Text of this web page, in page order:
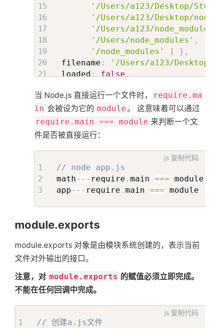
'/Users/a123/Desktop/
'/Users/a123/Desktop/
'/Users/a123/node_modules'
'/Users/node_modules' ,
'/node_modules'
] } ,
filename :
'/Users/a123/
loaded: false,
paths:
[ '/Users/a123/Desktop/Study/
'/Users/a123/Desktop/Study/
'/Users/a123/Desktop/Study/
'/Users/a123/Desktop/
'/Users/a123/node_modules',
'/Users/node_modules' ,
'/node_modules' ] }
当 Node.js 直接运行一个文件时，
require.ma
in 会被设为它的 module。 这意味着可以通过
require.main === module 来判断一个文
件是否被直接运行：
js 复制代码
// node app.js
math-- - require .main === module
app-- - require .main === module
module.exports
module.exports 对象是由模块系统创建的，表示当前
文件对外输出的接口。
注意，对 module.exports 的赋值必须立即完成。
不能在任何回调中完成。
js 复制代码
// 创建a.js文件